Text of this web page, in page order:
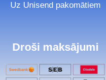
Uz Unisend pakomātiem
Droši maksājumi